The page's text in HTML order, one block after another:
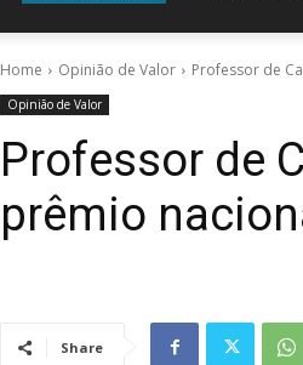
Home Opinião de Valor Professor de
Opinião de Valor
Professor de
prêmio
Share